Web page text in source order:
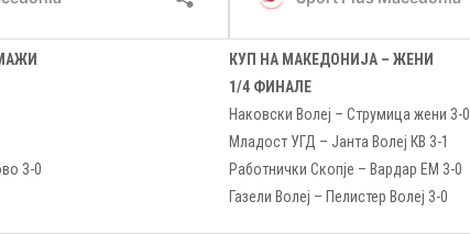
3-0
КУП НА МАКЕДОНИЈА – ЖЕНИ
1/4 ФИНАЛЕ
Наковски Волеј – Струмица жени 3-0
Младост УГД – Јанта Волеј КВ 3-1
Работнички Скопје – Вардар ЕМ 3-0
Газели Волеј – Пелистер Волеј 3-0